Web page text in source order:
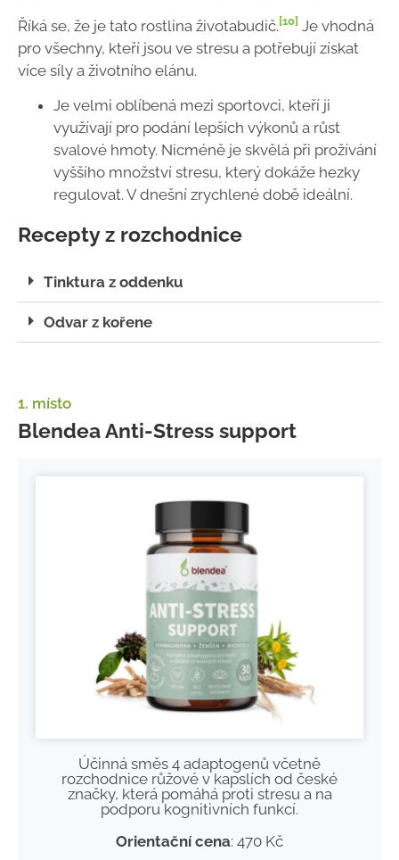
Říká se, že je tato rostlina životabudič. [10] Je vhodná
pro všechny, kteří jsou ve stresu a potřebují získat
více síly a životního elánu.
Je velmi oblíbená mezi sportovci, kteří ji
využívají pro podání lepších výkonů a růst
svalové hmoty. Nicméně je skvělá při prožívání
vyššího množství stresu, který dokáže hezky
regulovat. V dnešní zrychlené době ideální.
Recepty z rozchodnice
Tinktura z oddenku
Odvar z kořene
1. místo
Blendea Anti-Stress support
Účinná směs 4 adaptogenů včetně
rozchodnice růžové v kapslích od české
značky, která pomáhá proti stresu a na
podporu kognitivních funkcí.
Orientační cena: 470 Kč